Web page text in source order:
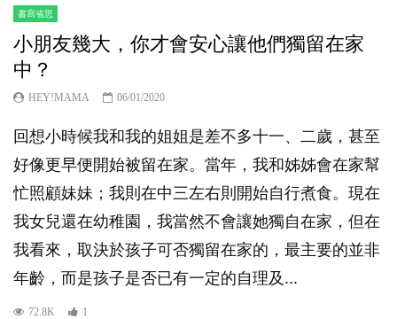
書寫省思
小朋友幾大，你才會安心讓他們獨留在家
中？
HEY!MAMA 06/01/2020
回想小時候我和我的姐姐是差不多十一、二歲，甚至
好像更早便開始被留在家。當年，我和姊姊會在家幫
忙照顧妹妹；我則在中三左右則開始自行煮食。現在
我女兒還在幼稚園，我當然不會讓她獨自在家，但在
我看來，取決於孩子可否獨留在家的，最主要的並非
年齡，而是孩子是否已有一定的自理及...
72.8K 1